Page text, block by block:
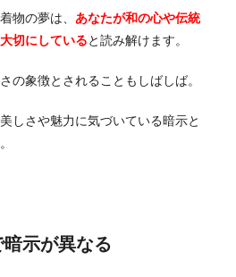
物の夢は、 あなたが和の心や伝統
切にしていると読み解けます。
の象徴とされることもしばしば。
しさや魅力に気づいている暗示と
示が異なる